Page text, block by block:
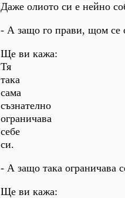
Даже олиото си е нейно
- А защо го прави, щом се
Ще ви кажа:
Тя
така
сама
съзнателно
ограничава
себе
си.
- А защо така ограничава
Ще ви кажа: